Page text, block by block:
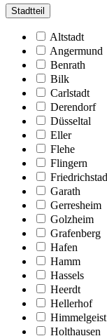
Stadtteil
Altstadt
Angermund
Benrath
Bilk
Carlstadt
Derendorf
Düsseltal
Eller
Flehe
Flingern
Garath
Gerresheim
Golzheim
Grafenberg
Hafen
Hamm
Hassels
Heerdt
Hellerhof
Himmelgeist
Holthausen